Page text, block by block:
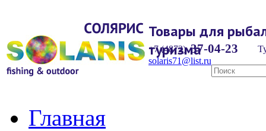
Товары для
туризма
+7 (4872) 37-04-23
solaris71@list.ru
Главная